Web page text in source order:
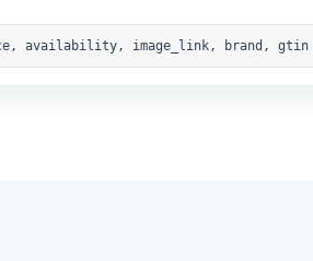
image_link, brand, gtin